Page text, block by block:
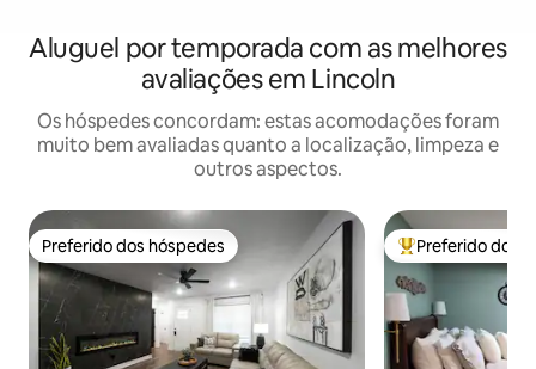
Aluguel por temporada com as melhores
avaliações em Lincoln
Os hóspedes concordam: estas acomodações foram
muito bem avaliadas quanto a localização, limpeza e
outros aspectos.
Preferido dos hóspedes
Preferido dos hóspedes Entre os
Preferido dos